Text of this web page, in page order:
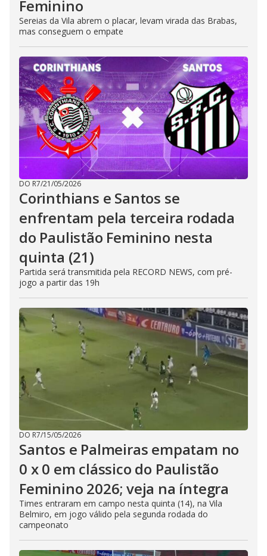
Feminino
Sereias da Vila abrem o placar, levam virada das Brabas,
mas conseguem o empate
DO R7/21/05/2026
Corinthians e Santos se
enfrentam pela terceira rodada
do Paulistão Feminino nesta
quinta (21)
Partida será transmitida pela RECORD NEWS, com pré-
jogo a partir das 19h
DO R7/15/05/2026
Santos e Palmeiras empatam no
0 x 0 em clássico do Paulistão
Feminino 2026; veja na íntegra
Times entraram em campo nesta quinta (14), na Vila
Belmiro, em jogo válido pela segunda rodada do
campeonato